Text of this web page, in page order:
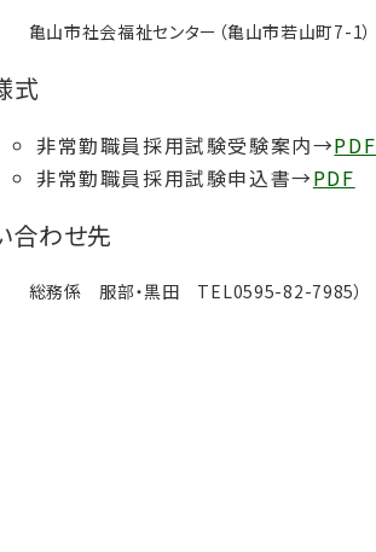
社会福祉センター（亀山市若山町7-1）
式
非常勤職員採用試験受験案内→PDF
非常勤職員採用試験申込書→PDF
合わせ先
服部・黒田 TEL0595-82-7985）